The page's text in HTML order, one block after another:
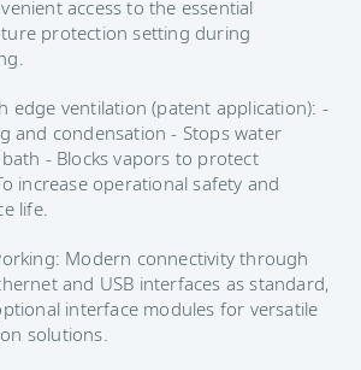
access to the essential
protection setting during
edge ventilation (patent application): -
and condensation - Stops water
- Blocks vapors to protect
increase operational safety and
life.
Modern connectivity through
and USB interfaces as standard,
interface modules for versatile
solutions.